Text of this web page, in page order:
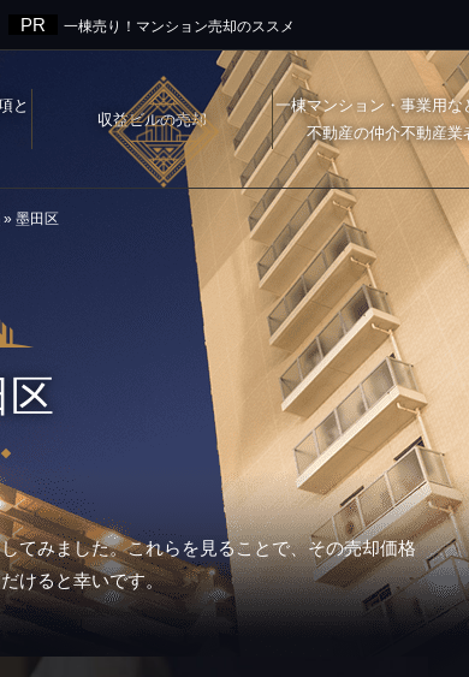
一棟売り！マンション売却のススメ
と
収益ビルの売却
一棟マンション・事業用な
不動産の仲介不動産業
» 墨田区
てみました。これらを見ることで、その売却価格
けると幸いです。